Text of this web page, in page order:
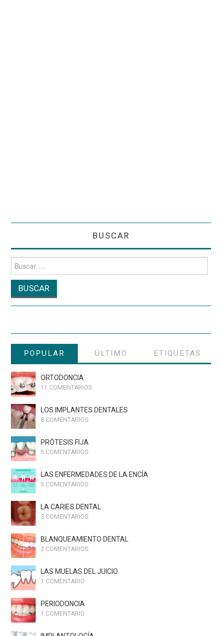
BUSCAR
por:
POPULAR ÚLTIMO ETIQUETAS
ORTODONCIA
11 COMENTARIOS
LOS IMPLANTES DENTALES
8 COMENTARIOS
PRÓTESIS FIJA
5 COMENTARIOS
LAS ENFERMEDADES DE LA ENCÍA
5 COMENTARIOS
LA CARIES DENTAL
3 COMENTARIOS
BLANQUEAMIENTO DENTAL
2 COMENTARIOS
LAS MUELAS DEL JUICIO
1 COMENTARIO
PERIODONCIA
1 COMENTARIO